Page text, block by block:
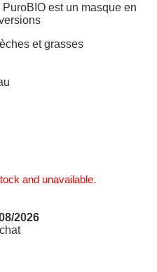
est un masque en
et grasses
and unavailable.
2026